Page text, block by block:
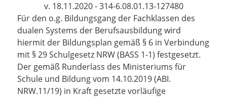
v. 18.11.2020 - 314-6.08.01.13-127480
Für den o.g. Bildungsgang der Fachklassen des
dualen Systems der Berufsausbildung wird
hiermit der Bildungsplan gemäß § 6 in Verbindung
mit § 29 Schulgesetz NRW (BASS 1-1) festgesetzt.
Der gemäß Runderlass des Ministeriums für
Schule und Bildung vom 14.10.2019 (ABI.
NRW.11/19) in Kraft gesetzte vorläufige